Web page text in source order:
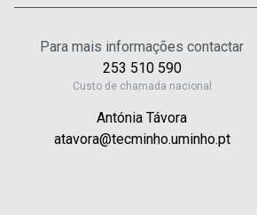
Para mais informações contactar
253 510 590
Custo de chamada nacional
Antónia Távora
atavora@tecminho.uminho.pt